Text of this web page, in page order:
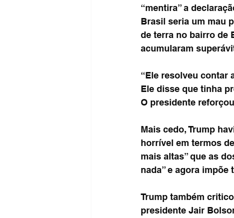
“mentira” a
Brasil seria um mau
de terra no bairro de
acumularam
“Ele resolveu contar
Ele disse que tinha
O presidente
Mais cedo, Trump
horrível em termos
mais altas” que as
nada” e agora
Trump também
presidente Jair